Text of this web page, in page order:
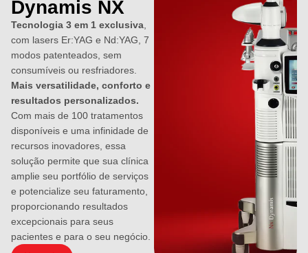
Dynamis NX
Tecnologia 3 em 1 exclusiva
com lasers Er:YAG e Nd:YAG, 7
modos patenteados, sem
consumíveis ou resfriadores.
Mais versatilidade, conforto e
resultados personalizados.
Com mais de 100 tratamentos
disponíveis e uma infinidade de
recursos inovadores, essa
solução permite que sua clínica
amplie seu portfólio de serviços
e potencialize seu faturamento,
proporcionando resultados
excepcionais para seus
pacientes e para o seu negócio.